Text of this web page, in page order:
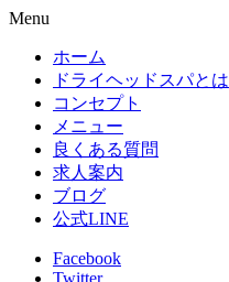
Menu
ホーム
ドライヘッドスパとは
コンセプト
メニュー
良くある質問
求人案内
ブログ
公式LINE
Facebook
Twitter